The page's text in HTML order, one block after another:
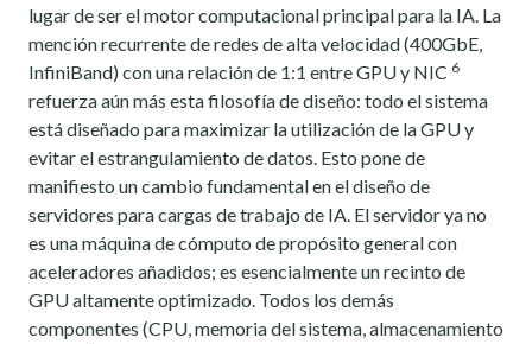
lugar de ser el motor computacional principal para la IA. La
mención recurrente de redes de alta velocidad (400GbE,
InfiniBand) con una relación de 1:1 entre GPU y NIC 6
refuerza aún más esta filosofía de diseño: todo el sistema
está diseñado para maximizar la utilización de la GPU y
evitar el estrangulamiento de datos. Esto pone de
manifiesto un cambio fundamental en el diseño de
servidores para cargas de trabajo de IA. El servidor ya no
es una máquina de cómputo de propósito general con
aceleradores añadidos; es esencialmente un recinto de
GPU altamente optimizado. Todos los demás
componentes (CPU, memoria del sistema, almacenamiento